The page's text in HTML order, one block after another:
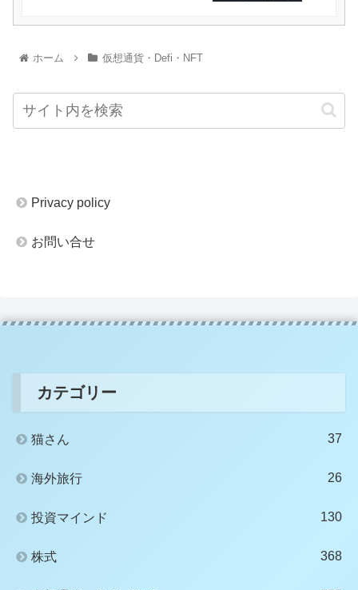
ホーム 仮想通貨・Defi・NFT
Privacy policy
お問い合せ
カテゴリー
猫さん 37
海外旅行 26
投資マインド 130
株式 368